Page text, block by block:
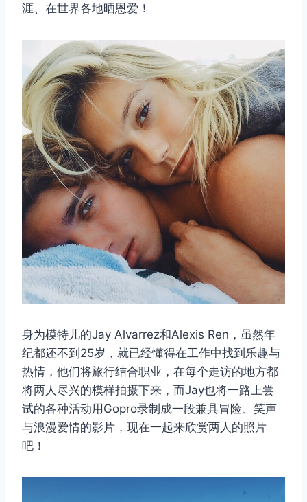
涯、在世界各地晒恩爱！
身为模特儿的Jay Alvarrez和Alexis Ren，虽然年
纪都还不到25岁，就已经懂得在工作中找到乐趣与
热情，他们将旅行结合职业，在每个走访的地方都
将两人尽兴的模样拍摄下来，而Jay也将一路上尝
试的各种活动用Gopro录制成一段兼具冒险、笑声
与浪漫爱情的影片，现在一起来欣赏两人的照片
吧！